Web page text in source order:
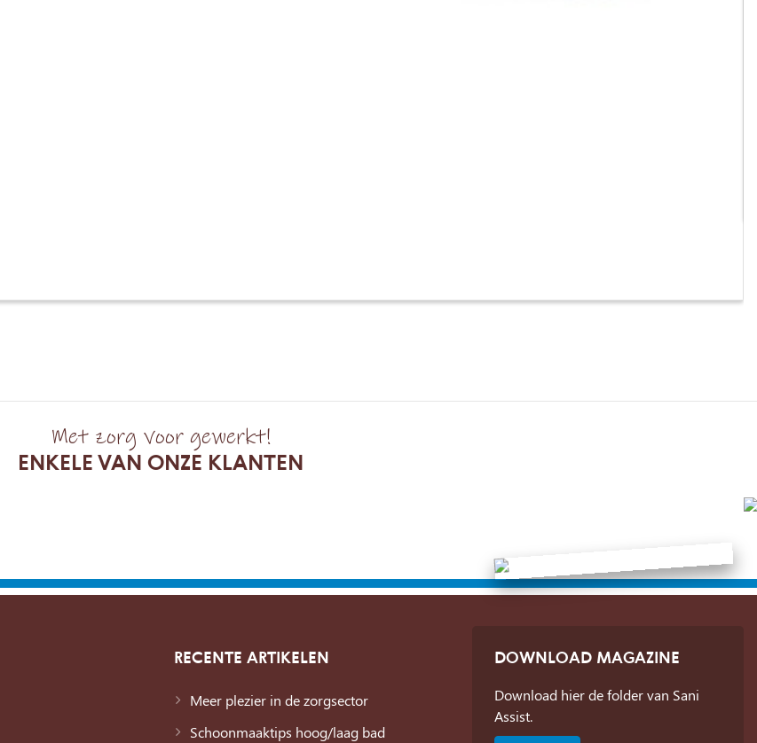
Met zorg voor gewerkt!
ENKELE VAN ONZE KLANTEN
RECENTE ARTIKELEN
Meer plezier in de zorgsector
Schoonmaaktips hoog/laag bad
DOWNLOAD MAGAZINE
Download hier de folder van Sani
Assist.